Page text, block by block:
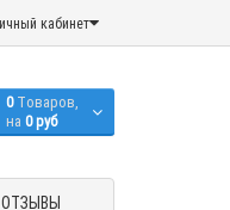
кабинет
0 Tоваров,
на 0 руб
ОТЗЫВЫ